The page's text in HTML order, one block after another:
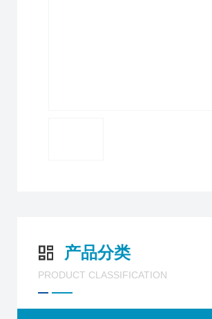
产品分类
PRODUCT CLASSIFICATION